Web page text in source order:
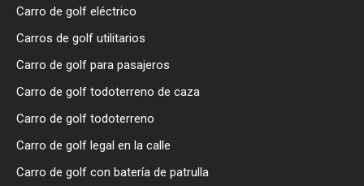
Carro de golf eléctrico
Carros de golf utilitarios
Carro de golf para pasajeros
Carro de golf todoterreno de caza
Carro de golf todoterreno
Carro de golf legal en la calle
Carro de golf con batería de patrulla